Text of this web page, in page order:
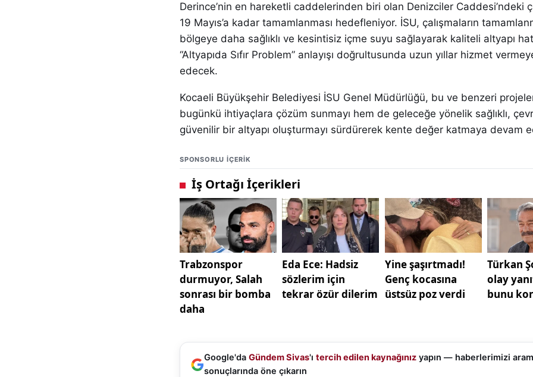
Derince’nin en hareketli caddelerinden biri olan Denizciler Caddesi’ndeki
19 Mayıs’a kadar tamamlanması hedefleniyor. İSU, çalışmaların
bölgeye daha sağlıklı ve kesintisiz içme suyu sağlayarak kaliteli altyapı
“Altyapıda Sıfır Problem” anlayışı doğrultusunda uzun yıllar hizmet
edecek.
Kocaeli Büyükşehir Belediyesi İSU Genel Müdürlüğü, bu ve benzeri
bugünkü ihtiyaçlara çözüm sunmayı hem de geleceğe yönelik sağlıklı,
güvenilir bir altyapı oluşturmayı sürdürerek kente değer katmaya devam
SPONSORLU IÇERIK
Google'da Gündem Sivas'ı tercih edilen kaynağınız yapın — haberlerimizi
sonuçlarında öne çıkarın